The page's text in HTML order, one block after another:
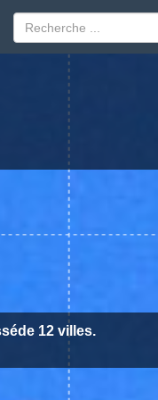
12 villes.